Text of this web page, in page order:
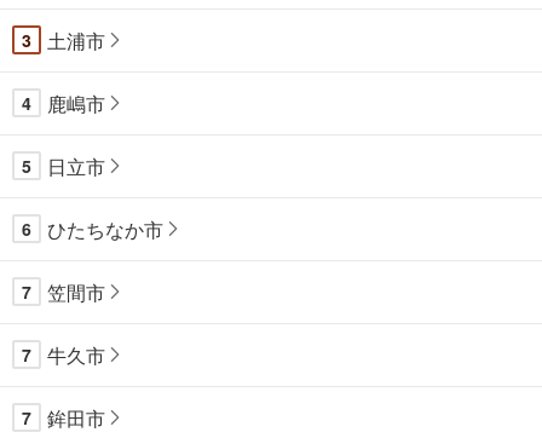
3 土浦市
4 鹿嶋市
5 日立市
6 ひたちなか市
7 笠間市
7 牛久市
7 鉾田市